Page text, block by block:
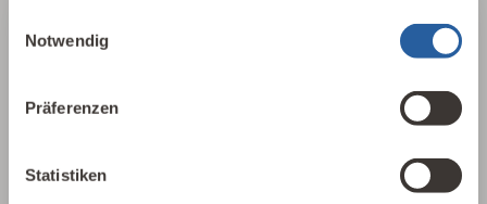
Notwendig
Präferenzen
Statistiken
Die Baubiologie beschäftigt sich mit der
gebauten Umwelt. Wie wirken sich Gebäude,